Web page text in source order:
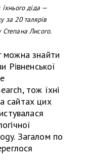
діда —
за 20 талярів
Лисого.
можна знайти
Рівненської
тож їхні
сайтах цих
Загалом по